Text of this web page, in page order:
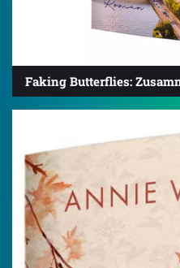
Faking Butterflies: